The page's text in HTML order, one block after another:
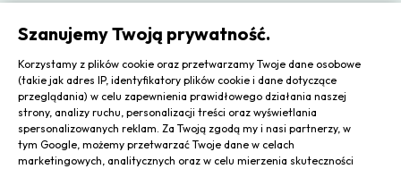
Zgadzam się na przetwarzanie moich danych osobowych
Subskrybuj
Szanujemy Twoją prywatność.
Korzystamy z plików cookie oraz przetwarzamy Twoje dane osobowe
(takie jak adres IP, identyfikatory plików cookie i dane dotyczące
przeglądania) w celu zapewnienia prawidłowego działania naszej
strony, analizy ruchu, personalizacji treści oraz wyświetlania
spersonalizowanych reklam. Za Twoją zgodą my i nasi partnerzy, w
tym Google, możemy przetwarzać Twoje dane w celach
marketingowych, analitycznych oraz w celu mierzenia skuteczności